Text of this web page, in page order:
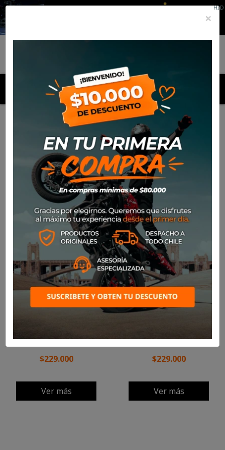
MENU
Sidi
Listado de productos por marca Sidi
Más nuevos
Mostrando 1-24 de 55 artículo(s)
$229.000
Ver más
$229.000
Ver más
×